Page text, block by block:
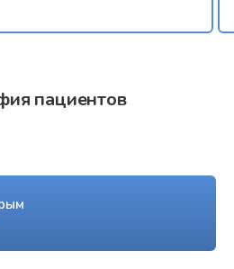
пациентов